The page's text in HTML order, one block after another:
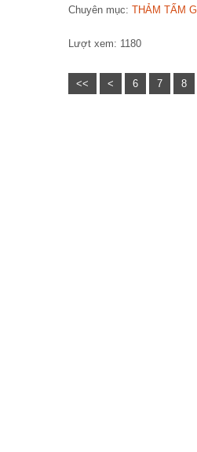
Chuyên mục: THẢM TẤM
Lượt xem: 1180
<< < 6 7 8